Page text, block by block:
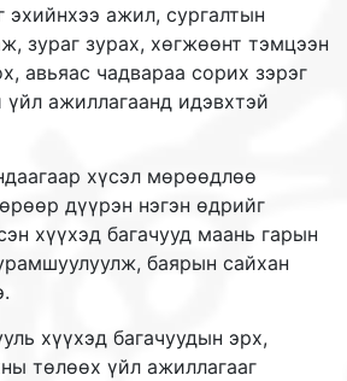
эхийнхээ ажил, сургалтын
зураг зурах, хөгжөөнт тэмцээн
авьяас чадвараа сорих зэрэг
ажиллагаанд идэвхтэй
хүсэл мөрөөдлөө
дүүрэн нэгэн өдрийг
хүүхэд багачууд маань гарын
баярын сайхан
хүүхэд багачуудын эрх,
төлөөх үйл ажиллагааг